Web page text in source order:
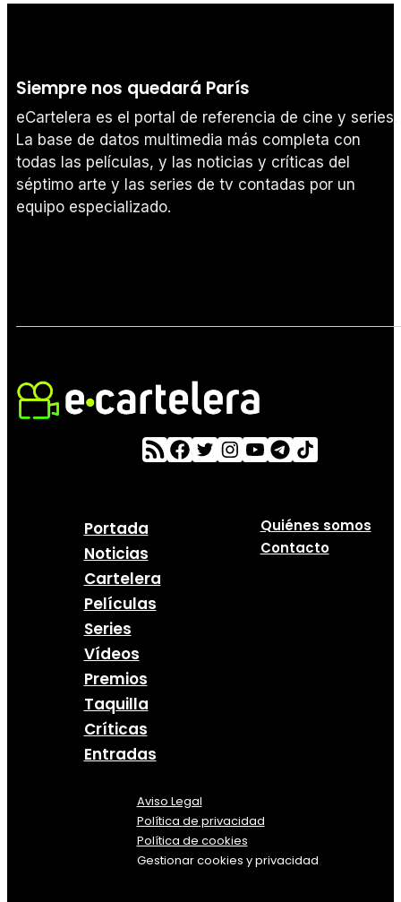
Siempre nos quedará París
eCartelera es el portal de referencia de cine y series.
La base de datos multimedia más completa con
todas las películas, y las noticias y críticas del
séptimo arte y las series de tv contadas por un
equipo especializado.
Portada
Noticias
Cartelera
Películas
Series
Vídeos
Premios
Taquilla
Críticas
Entradas
Quiénes somos
Contacto
Aviso Legal
Política de privacidad
Política de cookies
Gestionar cookies y privacidad